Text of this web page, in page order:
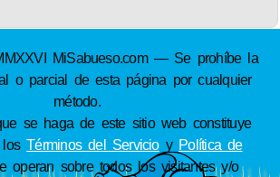
MiSabueso.com — Se prohíbe la
o parcial de esta página por cualquier
método.
se haga de este sitio web constituye
losTérminos del Servicioy Política de
operan sobre todos los visitantes y/o